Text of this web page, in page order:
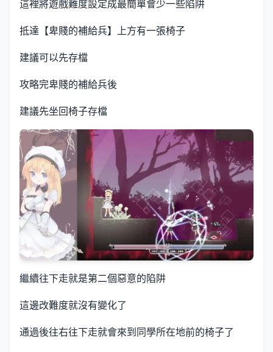
這裡將遊戲難度設定成最簡單會少一些陷阱
抵達【卑賤的補給兵】上方有一張椅子
建議可以先存檔
攻略完卑賤的補給兵後
建議先坐回椅子存檔
繼續往下走就是第二個惡意的陷阱
這邊改難度就沒有變化了
通過後往右往下走就會來到同學所在地前的椅子了